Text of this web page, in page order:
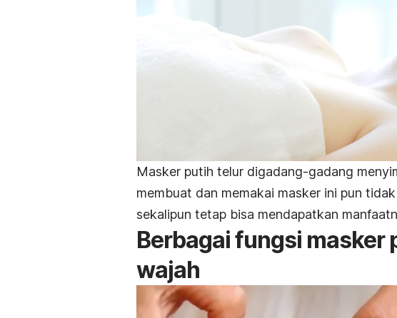
Masker putih telur digadang-gadang
membuat dan memakai masker ini pun
sekalipun tetap bisa mendapatkan
Berbagai fungsi masker
wajah